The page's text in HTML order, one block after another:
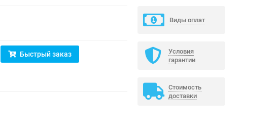
Быстрый заказ
Виды оплат
Условия
гарантии
Стоимость
доставки